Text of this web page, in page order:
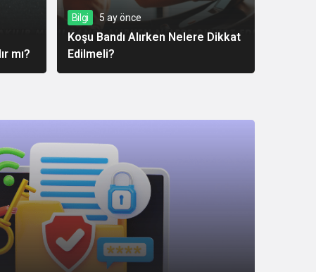
mı?
Bilgi 5 ay önce
Koşu Bandı Alırken Nelere Dikkat
Edilmeli?